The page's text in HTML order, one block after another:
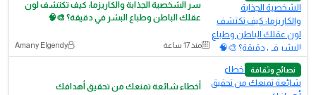
سر الشخصية الجذابة والكاريزما: كيف تكتشف لون
عقلك الباطن وطباع البشر في دقيقة؟ 🎨🧠
منذ 17 ساعة Amany Elgendy
نصائح وثقافة
أخطاء شائعة تمنعك من تحقيق أهدافك